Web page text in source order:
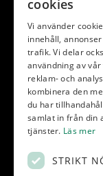
cookies
Vi använder
innehåll,
trafik. Vi delar
användning av
reklam- och
kombinera den
du har
samlat in från din
tjänster. Läs mer
STRIKT